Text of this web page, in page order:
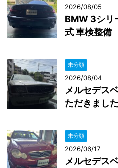
2026/08/05
BMW 3シ
式 車検整備
未分類
2026/08/04
メルセデス
ただきました
未分類
2026/06/17
メルセデス